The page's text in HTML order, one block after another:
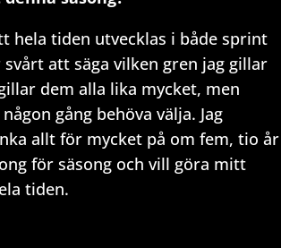
hela tiden utvecklas i både sprint
svårt att säga vilken gren jag gillar
dem alla lika mycket, men
gång behöva välja. Jag
allt för mycket på om fem, tio år
för säsong och vill göra mitt
tiden.